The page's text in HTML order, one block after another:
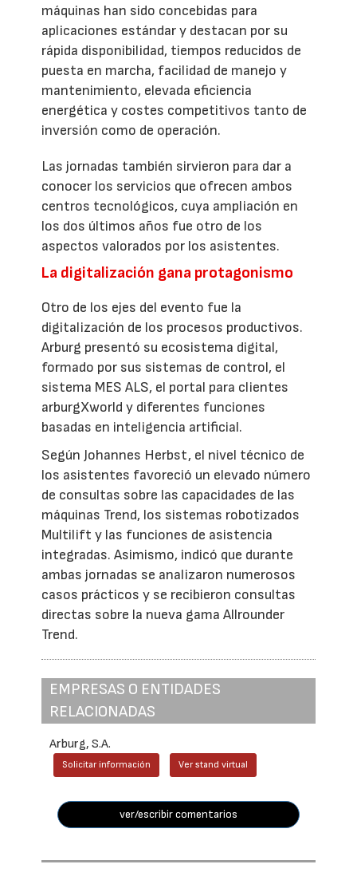
máquinas han sido concebidas para
aplicaciones estándar y destacan por su
rápida disponibilidad, tiempos reducidos de
puesta en marcha, facilidad de manejo y
mantenimiento, elevada eficiencia
energética y costes competitivos tanto de
inversión como de operación.
Las jornadas también sirvieron para dar a
conocer los servicios que ofrecen ambos
centros tecnológicos, cuya ampliación en
los dos últimos años fue otro de los
aspectos valorados por los asistentes.
La digitalización gana protagonismo
Otro de los ejes del evento fue la
digitalización de los procesos productivos.
Arburg presentó su ecosistema digital,
formado por sus sistemas de control, el
sistema MES ALS, el portal para clientes
arburgXworld y diferentes funciones
basadas en inteligencia artificial.
Según Johannes Herbst, el nivel técnico de
los asistentes favoreció un elevado número
de consultas sobre las capacidades de las
máquinas Trend, los sistemas robotizados
Multilift y las funciones de asistencia
integradas. Asimismo, indicó que durante
ambas jornadas se analizaron numerosos
casos prácticos y se recibieron consultas
directas sobre la nueva gama Allrounder
Trend.
EMPRESAS O ENTIDADES
RELACIONADAS
Arburg, S.A.
Solicitar información Ver stand virtual
ver/escribir comentarios